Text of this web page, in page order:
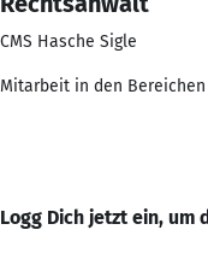
CMS Hasche Sigle
Mitarbeit in den
Logg Dich jetzt ein, um